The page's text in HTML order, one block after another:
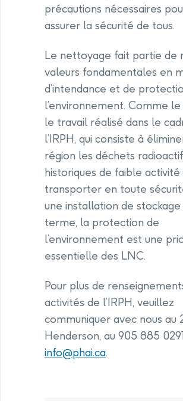
précautions nécessaires
assurer la sécurité de tous.
Le nettoyage fait partie de
valeurs fondamentales en
d’intendance et de
l’environnement. Comme
le travail réalisé dans le
l’IRPH, qui consiste à
région les déchets
historiques de faible
transporter en toute
une installation de
terme, la protection de
l’environnement est une
essentielle des LNC.
Pour plus de
activités de l’IRPH, veuillez
communiquer avec nous au
Henderson, au 905 885
info@phai.ca.